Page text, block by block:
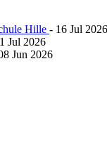
Hille - 16 Jul 2026
Jul 2026
Jun 2026